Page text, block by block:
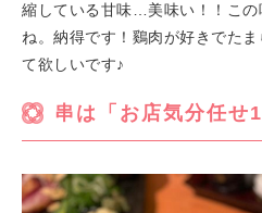
縮している甘味…美味い！！この
ね。納得です！鷄肉が好きでた
て欲しいです♪
串は「お店気分任せ